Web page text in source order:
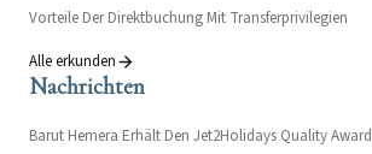
Vorteile Der Direktbuchung Mit Transferprivilegien
Alle erkunden
Nachrichten
Barut Hemera Erhält Den Jet2Holidays Quality Award